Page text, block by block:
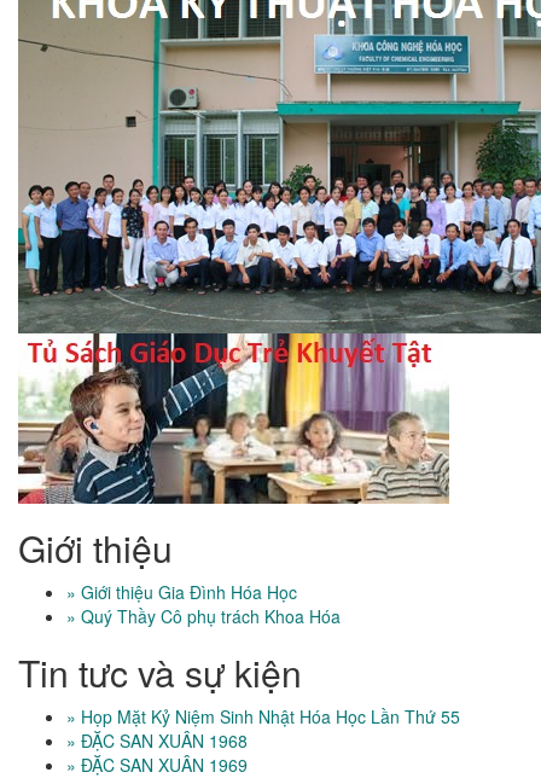
Giới thiệu
» Giới thiệu Gia Đình Hóa Học
» Quý Thầy Cô phụ trách Khoa Hóa
Tin tưc và sự kiện
» Họp Mặt Kỷ Niệm Sinh Nhật Hóa Học Lần Thứ 55
» ĐẶC SAN XUÂN 1968
» ĐẶC SAN XUÂN 1969